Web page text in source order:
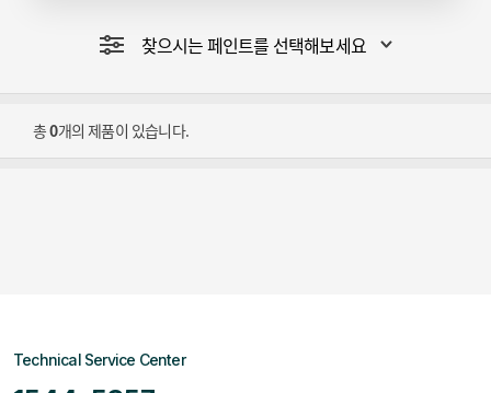
찾으시는 페인트를 선택해보세요
총0개의 제품이 있습니다.
Technical Service Center